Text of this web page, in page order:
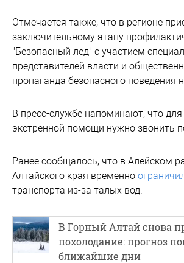
Отмечается также, что в регионе
заключительному этапу
"Безопасный лед" с участием
представителей власти и
пропаганда безопасного поведения
В пресс-службе напоминают, что для
экстренной помощи нужно звонить
Ранее сообщалось, что в Алейском
Алтайского края временно
транспорта из-за талых вод.
В Горный Алтай снова
похолодание: прогноз
ближайшие дни